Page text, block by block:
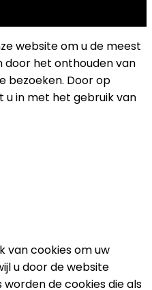
website om u de meest
het onthouden van
bezoeken. Door op
u in met het gebruik van
van cookies om uw
u door de website
de cookies die als